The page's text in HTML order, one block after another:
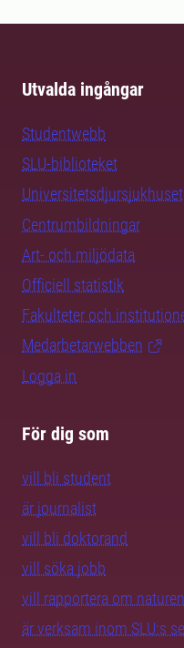
Utvalda ingångar
Studentwebb
SLU-biblioteket
Universitetsdjursjukhuset
Centrumbildningar
Art- och miljödata
Officiell statistik
Fakulteter och
Medarbetarwebben
Logga in
För dig som
vill bli student
är journalist
vill bli doktorand
vill söka jobb
vill rapportera om naturen
är verksam inom SLU:s